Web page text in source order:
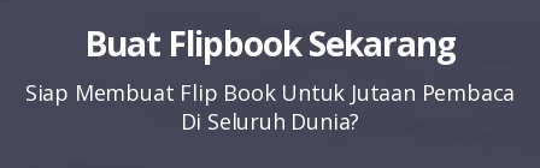
Buat Flipbook Sekarang
Siap Membuat Flip Book Untuk Jutaan Pembaca
Di Seluruh Dunia?